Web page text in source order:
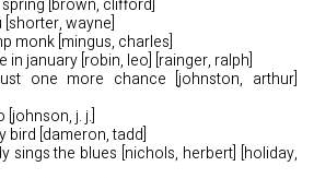
spring [brown, clifford]
[shorter, wayne]
monk [mingus, charles]
in january [robin, leo] [rainger, ralph]
one more chance [johnston, arthur]
[johnson, j. j.]
bird [dameron, tadd]
sings the blues [nichols, herbert] [holiday,